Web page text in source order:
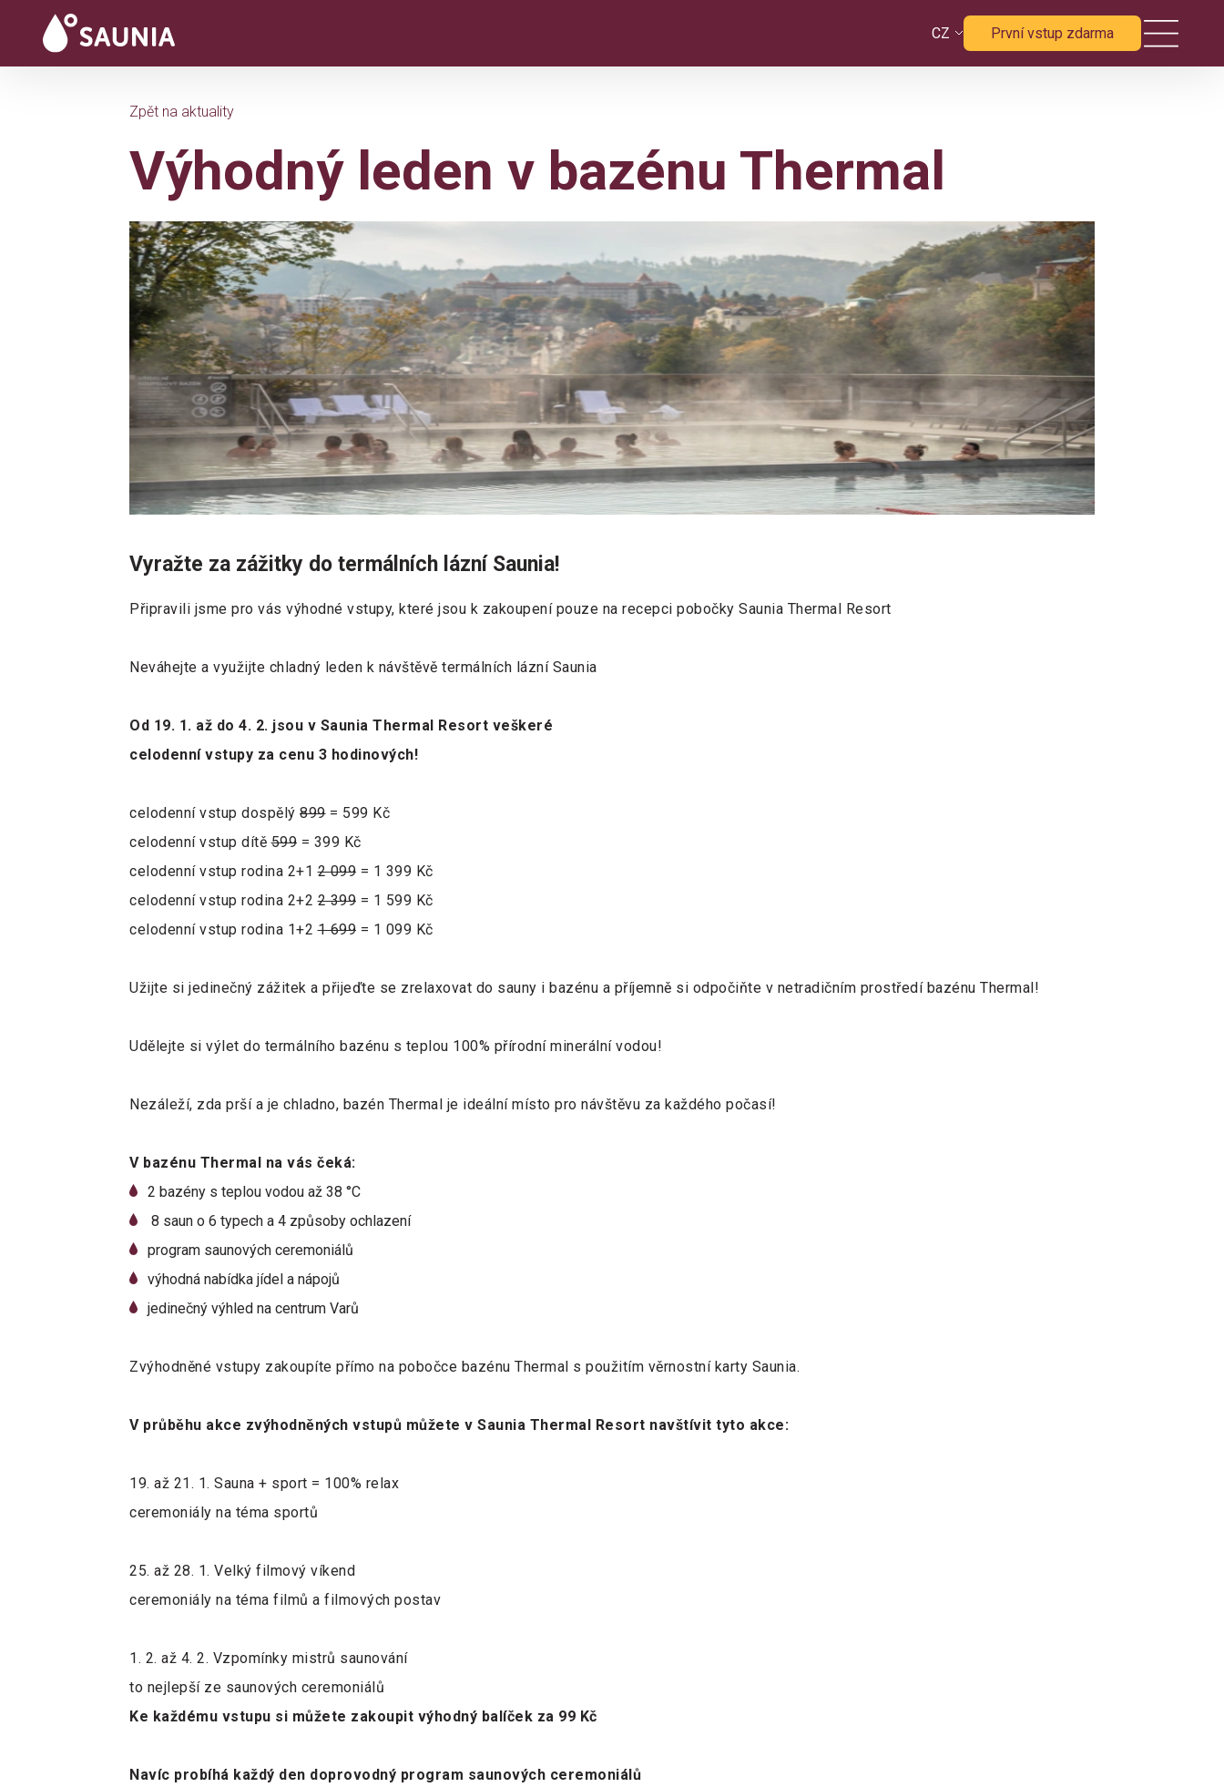
CZ První vstup zdarma
Zpět na aktuality
Výhodný leden v bazénu Thermal
Vyražte za zážitky do termálních lázní Saunia!
Připravili jsme pro vás výhodné vstupy, které jsou k zakoupení pouze na recepci pobočky Saunia Thermal Resort
Neváhejte a využijte chladný leden k návštěvě termálních lázní Saunia
Od 19. 1. až do 4. 2. jsou v Saunia Thermal Resort veškeré
celodenní vstupy za cenu 3 hodinových!
celodenní vstup dospělý 899= 599 Kč
celodenní vstup dítě599 = 399 Kč
celodenní vstup rodina 2+12 099 = 1 399 Kč
celodenní vstup rodina 2+22 399 = 1 599 Kč
celodenní vstup rodina 1+21 699 = 1 099 Kč
Užijte si jedinečný zážitek a přijeďte se zrelaxovat do sauny i bazénu a příjemně si odpočiňte v netradičním prostředí bazénu Thermal!
Udělejte si výlet do termálního bazénu s teplou 100% přírodní minerální vodou!
Nezáleží, zda prší a je chladno, bazén Thermal je ideální místo pro návštěvu za každého počasí!
V bazénu Thermal na vás čeká:
2 bazény s teplou vodou až 38 °C
8 saun o 6 typech a 4 způsoby ochlazení
program saunových ceremoniálů
výhodná nabídka jídel a nápojů
jedinečný výhled na centrum Varů
Zvýhodněné vstupy zakoupíte přímo na pobočce bazénu Thermal s použitím věrnostní karty Saunia.
V průběhu akce zvýhodněných vstupů můžete v Saunia Thermal Resort navštívit tyto akce:
19. až 21. 1. Sauna + sport = 100% relax
ceremoniály na téma sportů
25. až 28. 1. Velký filmový víkend
ceremoniály na téma filmů a filmových postav
1. 2. až 4. 2. Vzpomínky mistrů saunování
to nejlepší ze saunových ceremoniálů
Ke každému vstupu si můžete zakoupit výhodný balíček za 99 Kč
Navíc probíhá každý den doprovodný program saunových ceremoniálů